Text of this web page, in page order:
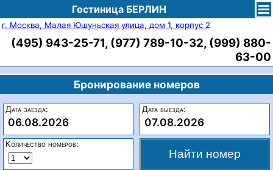
Гостиница БЕРЛИН
г. Москва, Малая Юшуньская улица, дом 1, корпус 2
(495) 943-25-71, (977) 789-10-32, (999) 880-
63-00
Бронирование номеров
Дата заезда:
06.08.2026
Дата выезда:
07.08.2026
Количество номеров: